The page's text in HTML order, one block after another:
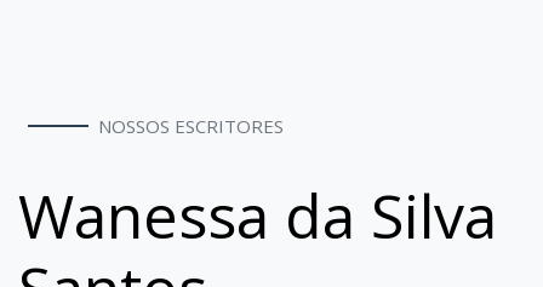
NOSSOS ESCRITORES
Wanessa da Silva